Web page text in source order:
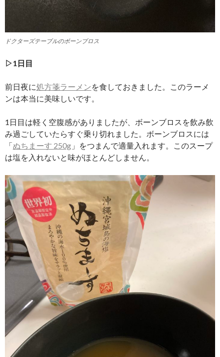
ドクターズテーブルのボーンブロス
▷1日目
前日夜に処方箋ラーメンを食しておきました。このラーメ
ンは本当に美味しいです。
1日目は軽く空腹感がありましたが、ボーンブロスを飲み飲
み過ごしていたらすぐ乗り切れました。ボーンブロスには
「ぬちまーす 250g 」をつまんで適量入れます。このスープ
は塩を入れないと味がほとんどしません。